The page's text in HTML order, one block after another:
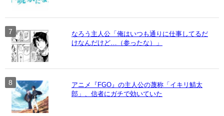
なろう主人公「俺はいつも通りに仕事してるだ
けなんだけど…（参ったな）」
アニメ『FGO』の主人公の蔑称「イキリ鯖太
郎」、信者にガチで効いていた